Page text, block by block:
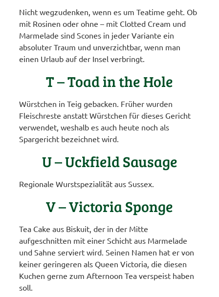
Nicht wegzudenken, wenn es um Teatime geht. Ob
mit Rosinen oder ohne – mit Clotted Cream und
Marmelade sind Scones in jeder Variante ein
absoluter Traum und unverzichtbar, wenn man
einen Urlaub auf der Insel verbringt.
T – Toad in the Hole
Würstchen in Teig gebacken. Früher wurden
Fleischreste anstatt Würstchen für dieses Gericht
verwendet, weshalb es auch heute noch als
Spargericht bezeichnet wird.
U – Uckfield Sausage
Regionale Wurstspezialität aus Sussex.
V – Victoria Sponge
Tea Cake aus Biskuit, der in der Mitte
aufgeschnitten mit einer Schicht aus Marmelade
und Sahne serviert wird. Seinen Namen hat er von
keiner geringeren als Queen Victoria, die diesen
Kuchen gerne zum Afternoon Tea verspeist haben
soll.